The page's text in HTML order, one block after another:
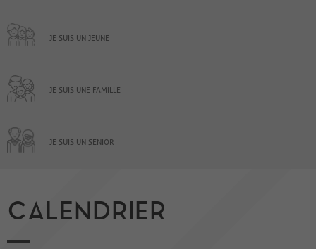
JE SUIS UN JEUNE
JE SUIS UNE FAMILLE
JE SUIS UN SENIOR
CALENDRIER